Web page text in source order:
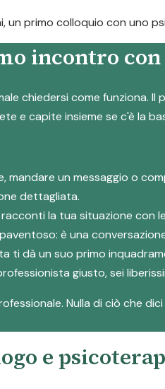
un primo colloquio con uno
incontro
chiedersi come funziona.
e capite insieme se c'è la
mandare un messaggio o
dettagliata.
la tua situazione con
è una
ti dà un suo primo
giusto, sei
Nulla di ciò che
e